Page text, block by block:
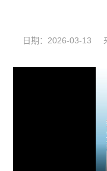
日期：2026-03-13